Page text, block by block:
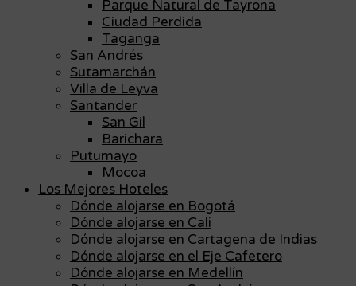
Parque Natural de Tayrona
Ciudad Perdida
Taganga
San Andrés
Sutamarchán
Villa de Leyva
Santander
San Gil
Barichara
Putumayo
Mocoa
Los Mejores Hoteles
Dónde alojarse en Bogotá
Dónde alojarse en Cali
Dónde alojarse en Cartagena de Indias
Dónde alojarse en el Eje Cafetero
Dónde alojarse en Medellín